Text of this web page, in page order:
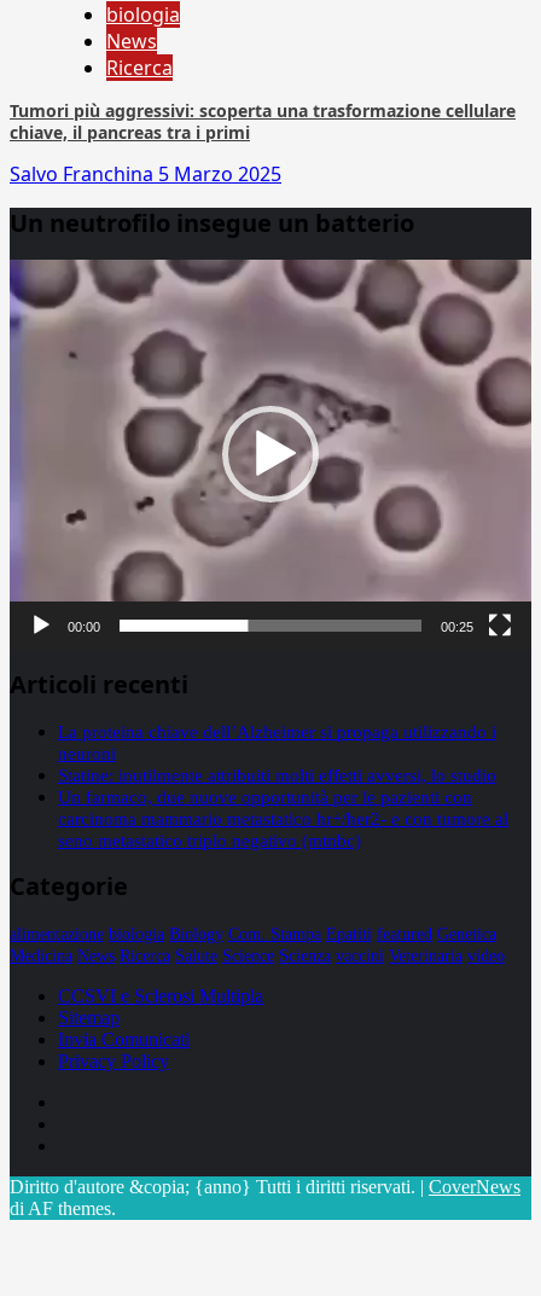
biologia
News
Ricerca
Tumori più aggressivi: scoperta una trasformazione cellulare
chiave, il pancreas tra i primi
Salvo Franchina 5 Marzo 2025
Un neutrofilo insegue un batterio
Player
00:00 00:25
Articoli recenti
La proteina chiave dell’Alzheimer si propaga utilizzando i
neuroni
Statine: inutilmente attribuiti molti effetti avversi, lo studio
Un farmaco, due nuove opportunità per le pazienti con
carcinoma mammario metastatico hr+/her2- e con tumore al
seno metastatico triplo negativo (mtnbc)
Categorie
alimentazione biologia Biology Com. Stampa Epatiti featured Genetica
Medicina News Ricerca Salute Science Scienza vaccini Veterinaria video
CCSVI e Sclerosi Multipla
Sitemap
Invia Comunicati
Privacy Policy
Diritto d'autore &copia; {anno} Tutti i diritti riservati. | CoverNews
di AF themes.